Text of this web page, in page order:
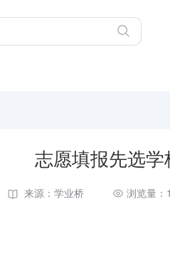
志愿填报先选
来源：学业桥 浏览量：